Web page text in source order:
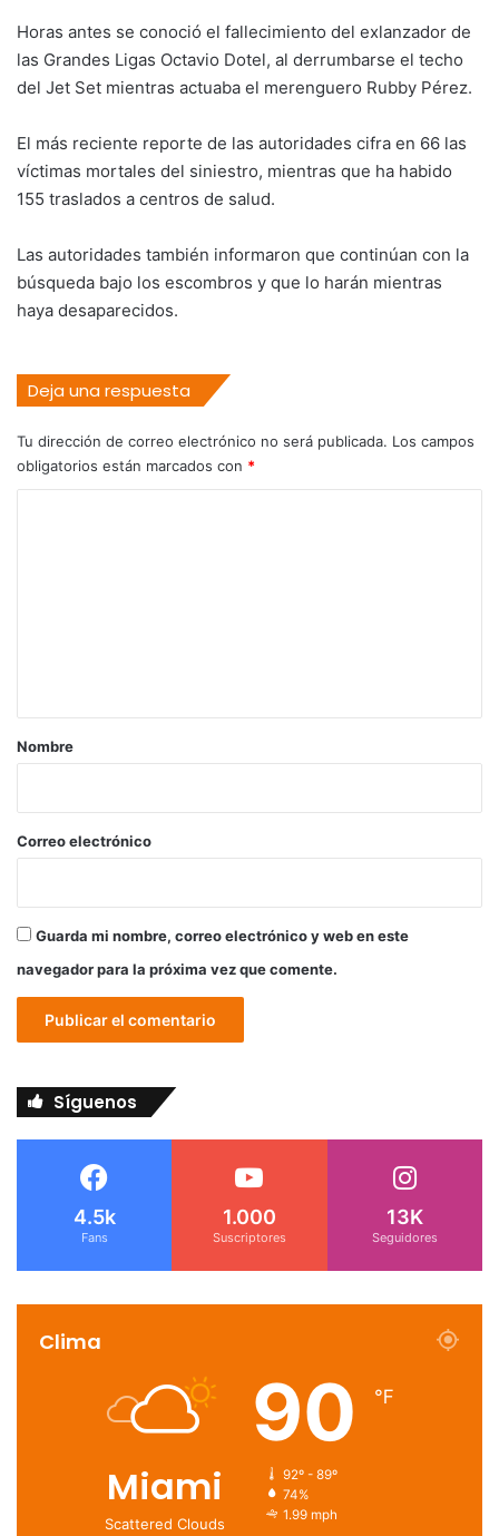
Horas antes se conoció el fallecimiento del exlanzador de
las Grandes Ligas Octavio Dotel, al derrumbarse el techo
del Jet Set mientras actuaba el merenguero Rubby Pérez.
El más reciente reporte de las autoridades cifra en 66 las
víctimas mortales del siniestro, mientras que ha habido
155 traslados a centros de salud.
Las autoridades también informaron que continúan con la
búsqueda bajo los escombros y que lo harán mientras
haya desaparecidos.
Deja una respuesta
Tu dirección de correo electrónico no será publicada. Los campos
obligatorios están marcados con *
r
*
Nombre
Correo electrónico
Guarda mi nombre, correo electrónico y web en este
navegador para la próxima vez que comente.
Síguenos
4.5k
Fans
1.000
Suscriptores
13K
Seguidores
Clima
Miami
Scattered Clouds
90 ℉
92º - 89º
74%
1.99 mph